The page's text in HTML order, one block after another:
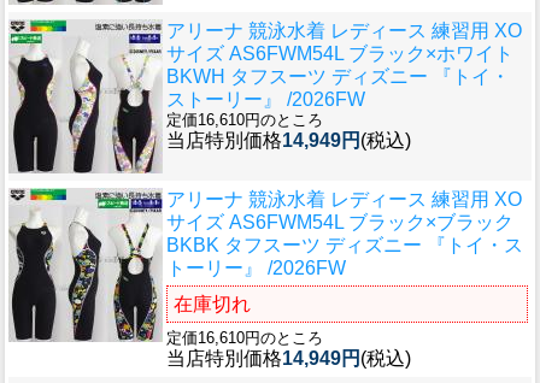
アリーナ 競泳水着 レディース 練習用 XO
サイズ AS6FWM54L ブラック×ホワイト
BKWH タフスーツ ディズニー 『トイ・
ストーリー』 /2026FW
定価16,610円のところ
当店特別価格14,949円 (税込)
アリーナ 競泳水着 レディース 練習用 XO
サイズ AS6FWM54L ブラック×ブラック
BKBK タフスーツ ディズニー 『トイ・ス
トーリー』 /2026FW
在庫切れ
定価16,610円のところ
当店特別価格14,949円 (税込)